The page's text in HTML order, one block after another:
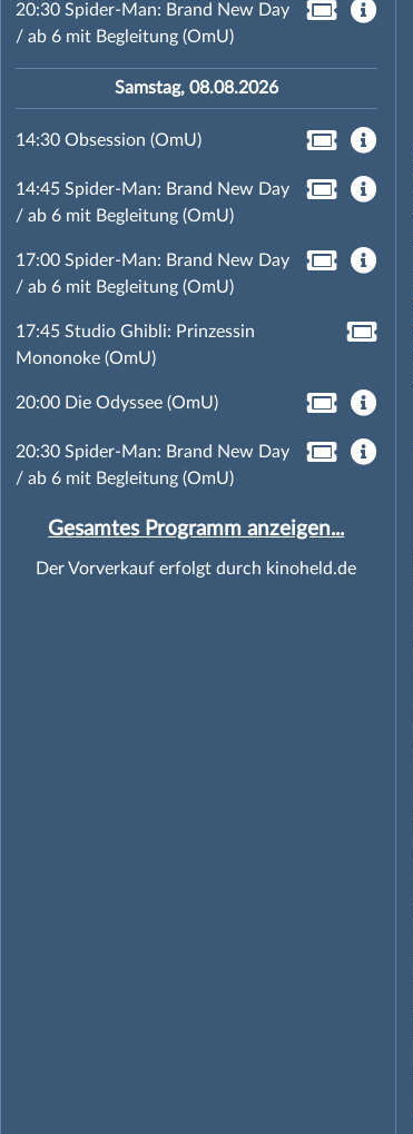
20:30 Spider-Man: Brand New Day
/ ab 6 mit Begleitung (OmU)
Samstag, 08.08.2026
14:30 Obsession (OmU)
14:45 Spider-Man: Brand New Day
/ ab 6 mit Begleitung (OmU)
17:00 Spider-Man: Brand New Day
/ ab 6 mit Begleitung (OmU)
17:45 Studio Ghibli: Prinzessin
Mononoke (OmU)
20:00 Die Odyssee (OmU)
20:30 Spider-Man: Brand New Day
/ ab 6 mit Begleitung (OmU)
Gesamtes Programm anzeigen...
Der Vorverkauf erfolgt durch kinoheld.de